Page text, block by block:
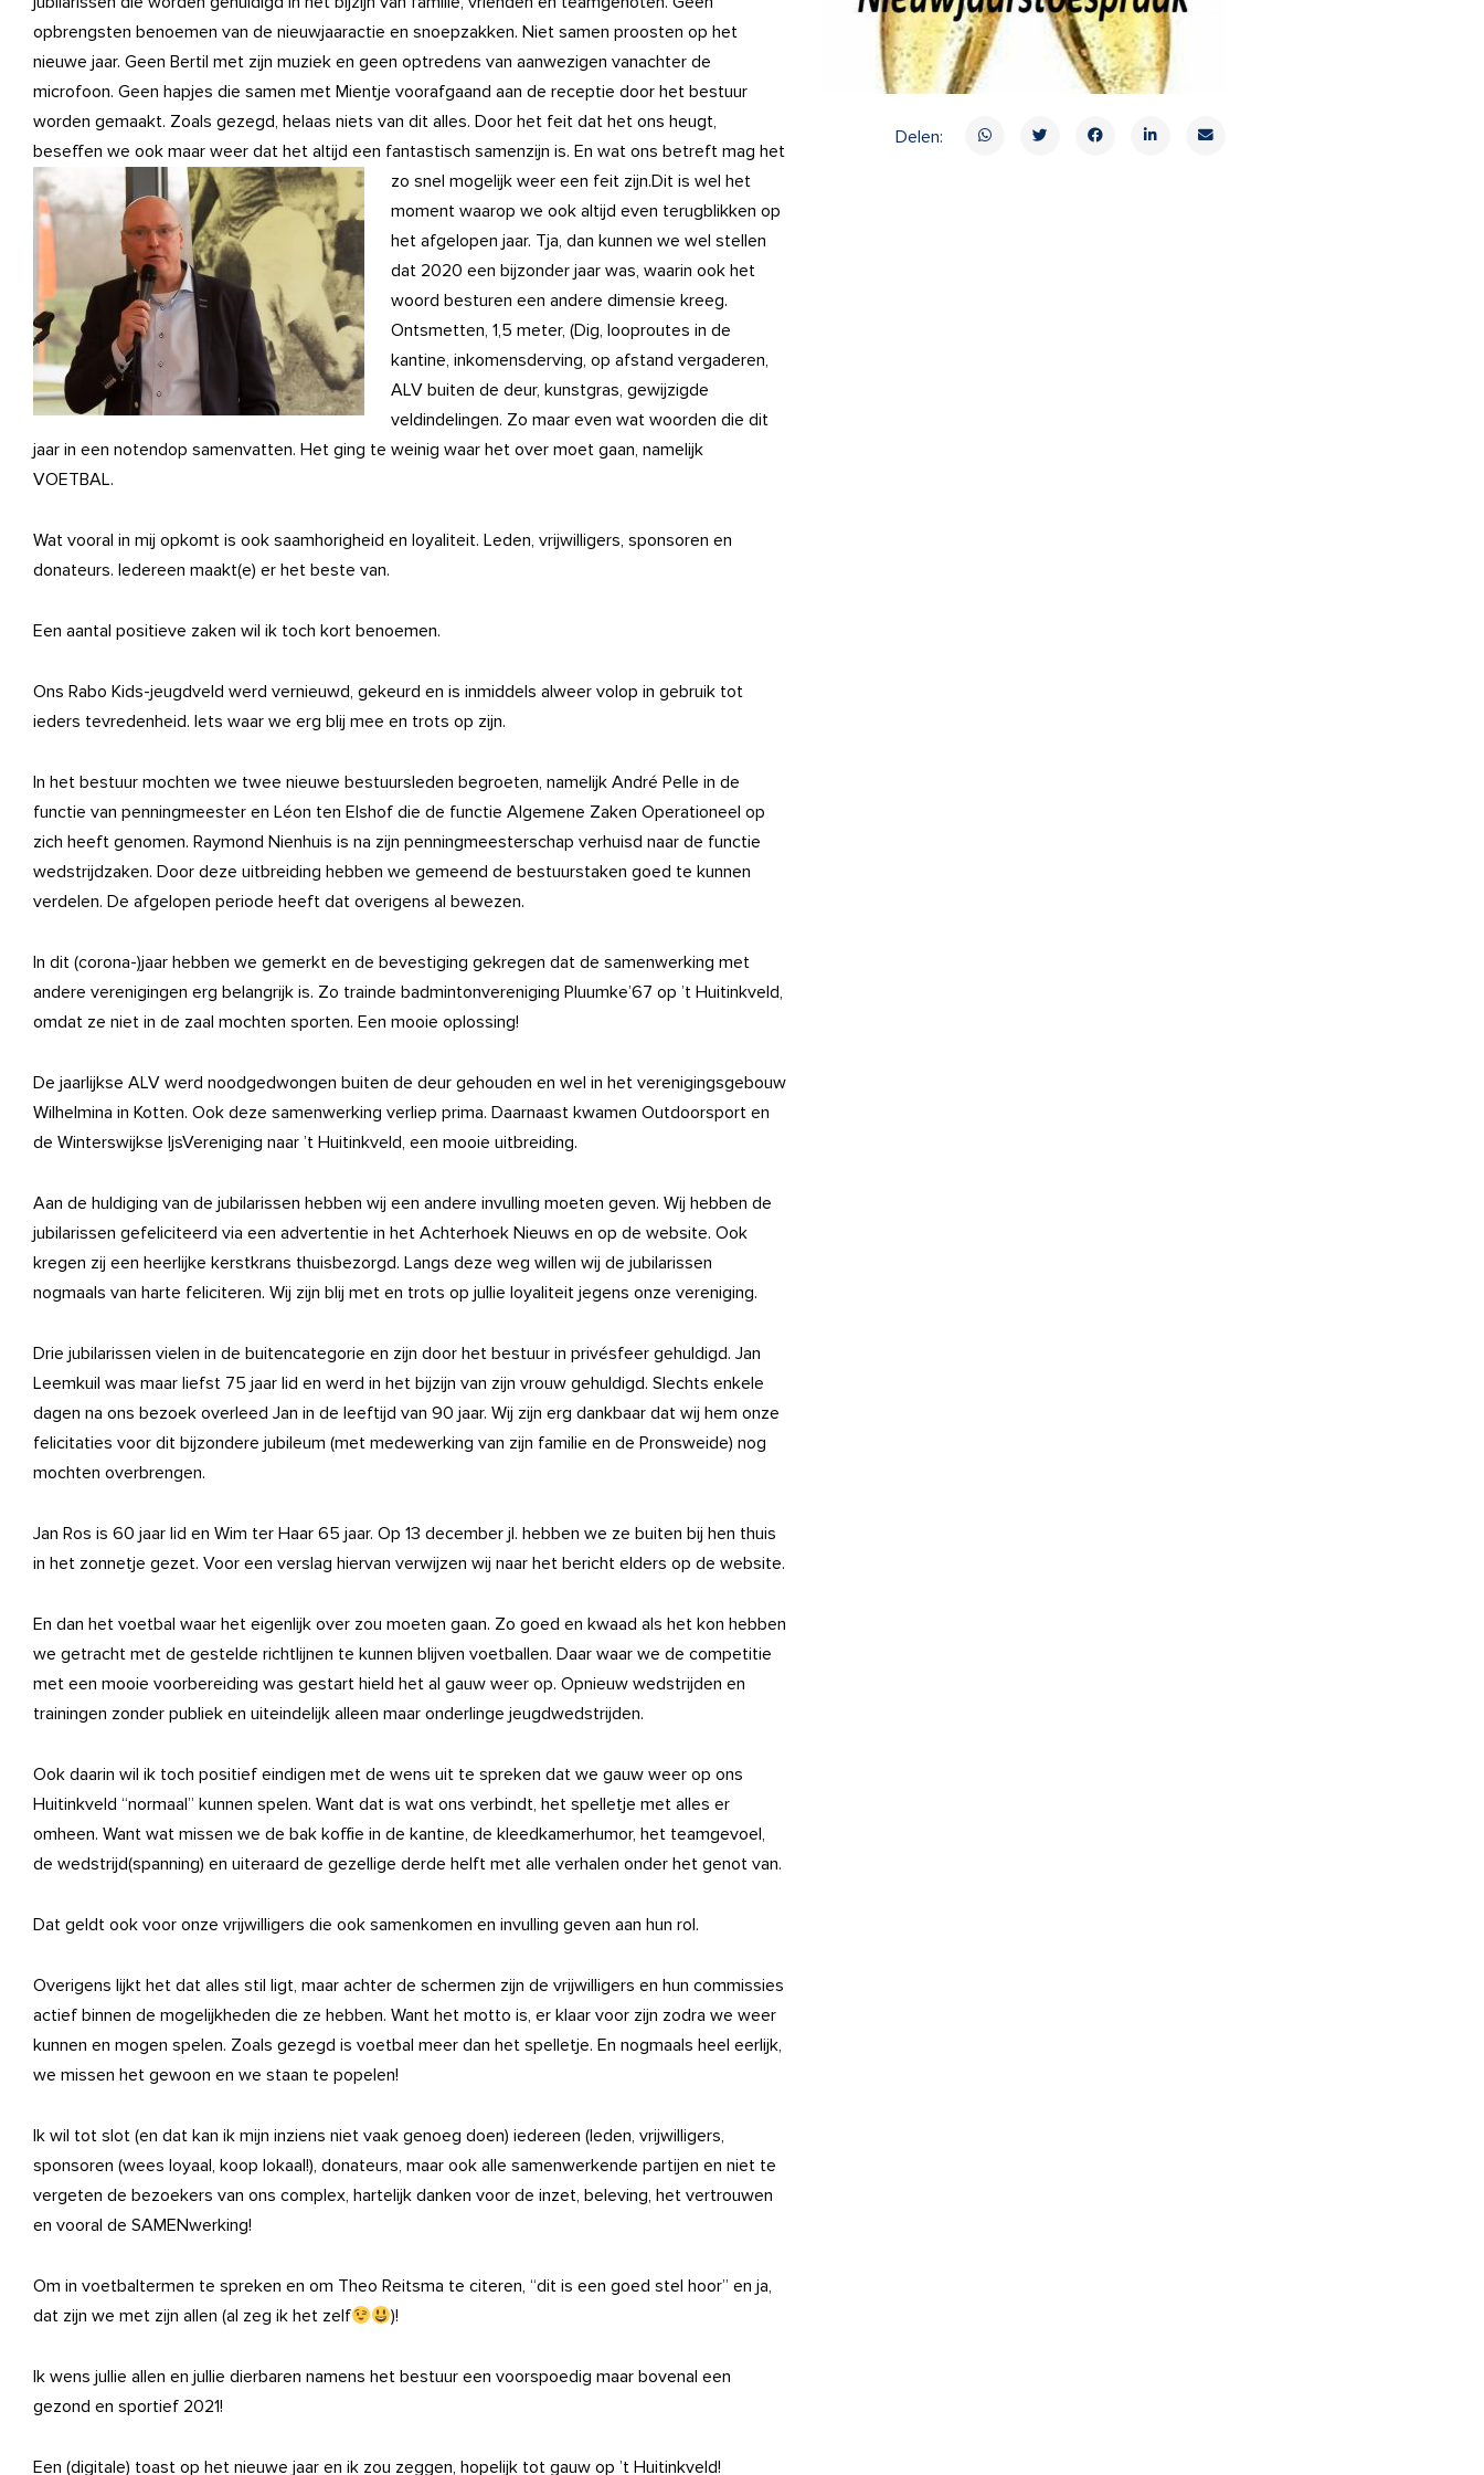
opbrengsten benoemen van de nieuwjaaractie en snoepzakken. Niet samen proosten op het
nieuwe jaar. Geen Bertil met zijn muziek en geen optredens van aanwezigen vanachter de
microfoon. Geen hapjes die samen met Mientje voorafgaand aan de receptie door het bestuur
worden gemaakt. Zoals gezegd, helaas niets van dit alles. Door het feit dat het ons heugt,
beseffen we ook maar weer dat het altijd een fantastisch samenzijn is. En wat ons betreft mag het
zo snel mogelijk weer een feit zijn.Dit is wel het
moment waarop we ook altijd even terugblikken op
het afgelopen jaar. Tja, dan kunnen we wel stellen
dat 2020 een bijzonder jaar was, waarin ook het
woord besturen een andere dimensie kreeg.
Ontsmetten, 1,5 meter, (Dig, looproutes in de
kantine, inkomensderving, op afstand vergaderen,
ALV buiten de deur, kunstgras, gewijzigde
veldindelingen. Zo maar even wat woorden die dit
jaar in een notendop samenvatten. Het ging te weinig waar het over moet gaan, namelijk
VOETBAL.
Wat vooral in mij opkomt is ook saamhorigheid en loyaliteit. Leden, vrijwilligers, sponsoren en
donateurs. Iedereen maakt(e) er het beste van.
Een aantal positieve zaken wil ik toch kort benoemen.
Ons Rabo Kids-jeugdveld werd vernieuwd, gekeurd en is inmiddels alweer volop in gebruik tot
ieders tevredenheid. Iets waar we erg blij mee en trots op zijn.
In het bestuur mochten we twee nieuwe bestuursleden begroeten, namelijk André Pelle in de
functie van penningmeester en Léon ten Elshof die de functie Algemene Zaken Operationeel op
zich heeft genomen. Raymond Nienhuis is na zijn penningmeesterschap verhuisd naar de functie
wedstrijdzaken. Door deze uitbreiding hebben we gemeend de bestuurstaken goed te kunnen
verdelen. De afgelopen periode heeft dat overigens al bewezen.
In dit (corona-)jaar hebben we gemerkt en de bevestiging gekregen dat de samenwerking met
andere verenigingen erg belangrijk is. Zo trainde badmintonvereniging Pluumke’67 op ’t Huitinkveld,
omdat ze niet in de zaal mochten sporten. Een mooie oplossing!
De jaarlijkse ALV werd noodgedwongen buiten de deur gehouden en wel in het verenigingsgebouw
Wilhelmina in Kotten. Ook deze samenwerking verliep prima. Daarnaast kwamen Outdoorsport en
de Winterswijkse IjsVereniging naar ’t Huitinkveld, een mooie uitbreiding.
Aan de huldiging van de jubilarissen hebben wij een andere invulling moeten geven. Wij hebben de
jubilarissen gefeliciteerd via een advertentie in het Achterhoek Nieuws en op de website. Ook
kregen zij een heerlijke kerstkrans thuisbezorgd. Langs deze weg willen wij de jubilarissen
nogmaals van harte feliciteren. Wij zijn blij met en trots op jullie loyaliteit jegens onze vereniging.
Drie jubilarissen vielen in de buitencategorie en zijn door het bestuur in privésfeer gehuldigd. Jan
Leemkuil was maar liefst 75 jaar lid en werd in het bijzijn van zijn vrouw gehuldigd. Slechts enkele
dagen na ons bezoek overleed Jan in de leeftijd van 90 jaar. Wij zijn erg dankbaar dat wij hem onze
felicitaties voor dit bijzondere jubileum (met medewerking van zijn familie en de Pronsweide) nog
mochten overbrengen.
Jan Ros is 60 jaar lid en Wim ter Haar 65 jaar. Op 13 december jl. hebben we ze buiten bij hen thuis
in het zonnetje gezet. Voor een verslag hiervan verwijzen wij naar het bericht elders op de website.
En dan het voetbal waar het eigenlijk over zou moeten gaan. Zo goed en kwaad als het kon hebben
we getracht met de gestelde richtlijnen te kunnen blijven voetballen. Daar waar we de competitie
met een mooie voorbereiding was gestart hield het al gauw weer op. Opnieuw wedstrijden en
trainingen zonder publiek en uiteindelijk alleen maar onderlinge jeugdwedstrijden.
Ook daarin wil ik toch positief eindigen met de wens uit te spreken dat we gauw weer op ons
Huitinkveld “normaal” kunnen spelen. Want dat is wat ons verbindt, het spelletje met alles er
omheen. Want wat missen we de bak koffie in de kantine, de kleedkamerhumor, het teamgevoel,
de wedstrijd(spanning) en uiteraard de gezellige derde helft met alle verhalen onder het genot van.
Dat geldt ook voor onze vrijwilligers die ook samenkomen en invulling geven aan hun rol.
Overigens lijkt het dat alles stil ligt, maar achter de schermen zijn de vrijwilligers en hun commissies
actief binnen de mogelijkheden die ze hebben. Want het motto is, er klaar voor zijn zodra we weer
kunnen en mogen spelen. Zoals gezegd is voetbal meer dan het spelletje. En nogmaals heel eerlijk,
we missen het gewoon en we staan te popelen!
Ik wil tot slot (en dat kan ik mijn inziens niet vaak genoeg doen) iedereen (leden, vrijwilligers,
sponsoren (wees loyaal, koop lokaal!), donateurs, maar ook alle samenwerkende partijen en niet te
vergeten de bezoekers van ons complex, hartelijk danken voor de inzet, beleving, het vertrouwen
en vooral de SAMENwerking!
Om in voetbaltermen te spreken en om Theo Reitsma te citeren, “dit is een goed stel hoor” en ja,
dat zijn we met zijn allen (al zeg ik het zelf
)!
Ik wens jullie allen en jullie dierbaren namens het bestuur een voorspoedig maar bovenal een
gezond en sportief 2021!
Een (digitale) toast op het nieuwe jaar en ik zou zeggen, hopelijk tot gauw op ’t Huitinkveld!
Delen: